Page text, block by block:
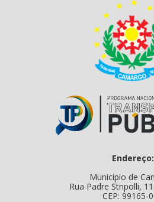
Endereço:
Município de
Rua Padre Stripolli,
CEP: 99165-